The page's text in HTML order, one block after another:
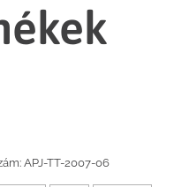
APJ-TT-2007-06